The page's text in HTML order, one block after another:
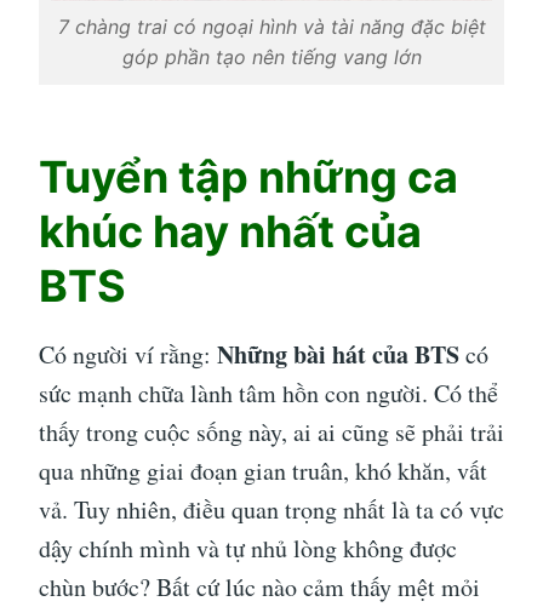
7 chàng trai có ngoại hình và tài năng đặc biệt
góp phần tạo nên tiếng vang lớn
Tuyển tập những ca
khúc hay nhất của
BTS
Có người ví rằng: Những bài hát của BTScó
sức mạnh chữa lành tâm hồn con người. Có thể
thấy trong cuộc sống này, ai ai cũng sẽ phải trải
qua những giai đoạn gian truân, khó khăn, vất
vả. Tuy nhiên, điều quan trọng nhất là ta có vực
dậy chính mình và tự nhủ lòng không được
chùn bước? Bất cứ lúc nào cảm thấy mệt mỏi